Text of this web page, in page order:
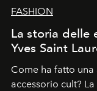
FASHION
La storia delle
Yves Saint
Come ha fatto
accessorio cult?